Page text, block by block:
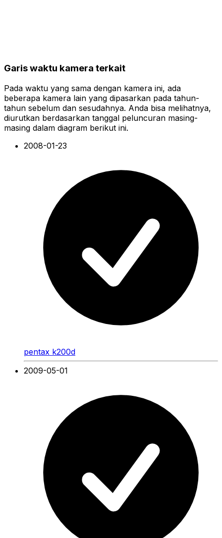
Garis waktu kamera terkait
Pada waktu yang sama dengan kamera ini, ada
beberapa kamera lain yang dipasarkan pada tahun-
tahun sebelum dan sesudahnya. Anda bisa melihatnya,
diurutkan berdasarkan tanggal peluncuran masing-
masing dalam diagram berikut ini.
2008-01-23
pentax k200d
2009-05-01